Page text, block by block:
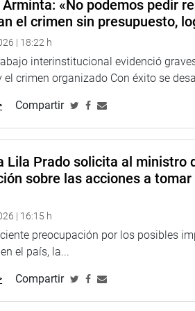
«No podemos pedir
el crimen sin presupuesto,
| 18:22 h
interinstitucional evidenció
el crimen organizado Con éxito se
Compartir
Lila Prado solicita al ministro
sobre las acciones a
| 16:15 h
preocupación por los posibles
el país, la...
Compartir